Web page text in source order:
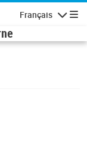
Français